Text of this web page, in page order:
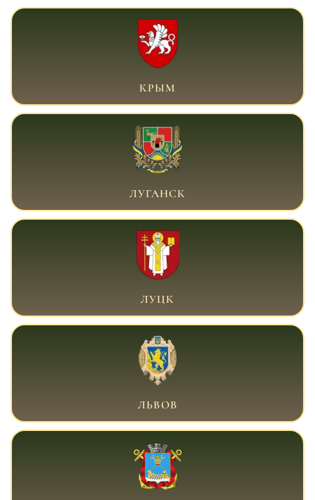
ВОЕННЫЙ АДВОКАТ КРЫМ
КРЫМ
ВОЕННЫЙ АДВОКАТ ЛУГАНСК
ЛУГАНСК
ВОЕННЫЙ АДВОКАТ ЛУЦК
ЛУЦК
ВОЕННЫЙ АДВОКАТ ЛЬВОВ
ЛЬВОВ
ВОЕННЫЙ АДВОКАТ НИКОЛАЕВ